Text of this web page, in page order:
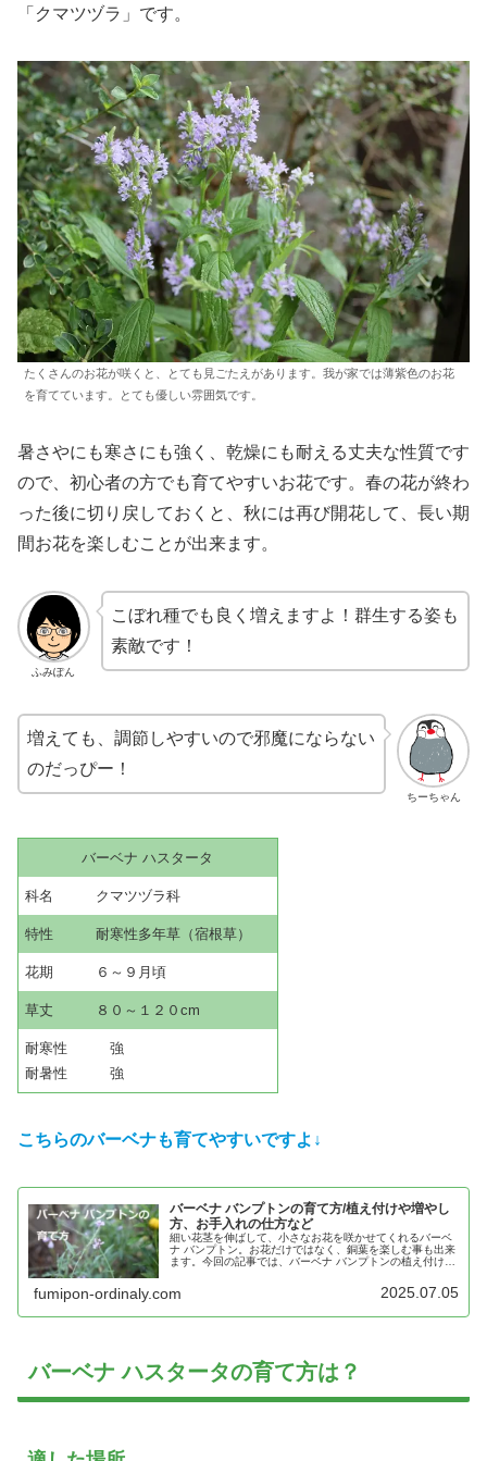
「クマツヅラ」です。
たくさんのお花が咲くと、とても見ごたえがあります。我が家では薄紫色のお花
を育てています。とても優しい雰囲気です。
暑さやにも寒さにも強く、乾燥にも耐える丈夫な性質です
ので、初心者の方でも育てやすいお花です。春の花が終わ
った後に切り戻しておくと、秋には再び開花して、長い期
間お花を楽しむことが出来ます。
ふみぽん
こぼれ種でも良く増えますよ！群生する姿も
素敵です！
ちーちゃん
増えても、調節しやすいので邪魔にならない
のだっぴー！
バーベナ ハスタータ
科名 クマツヅラ科
特性 耐寒性多年草（宿根草）
花期 ６～９月頃
草丈 ８０～１２０cm
耐寒性 強
耐暑性 強
こちらのバーベナも育てやすいですよ↓
バーベナ バンプトンの育て方/植え付けや増やし
方、お手入れの仕方など
細い花茎を伸ばして、小さなお花を咲かせてくれるバーベ
ナ バンプトン。お花だけではなく、銅葉を楽しむ事も出来
ます。今回の記事では、バーベナ バンプトンの植え付けや
fumipon-ordinaly.com 2025.07.05
バーベナ ハスタータの育て方は？